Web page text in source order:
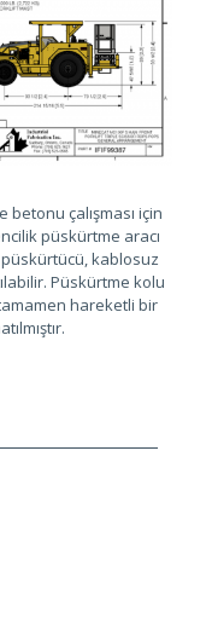
çalışması için
püskürtme aracı
kablosuz
Püskürtme kolu
hareketli bir